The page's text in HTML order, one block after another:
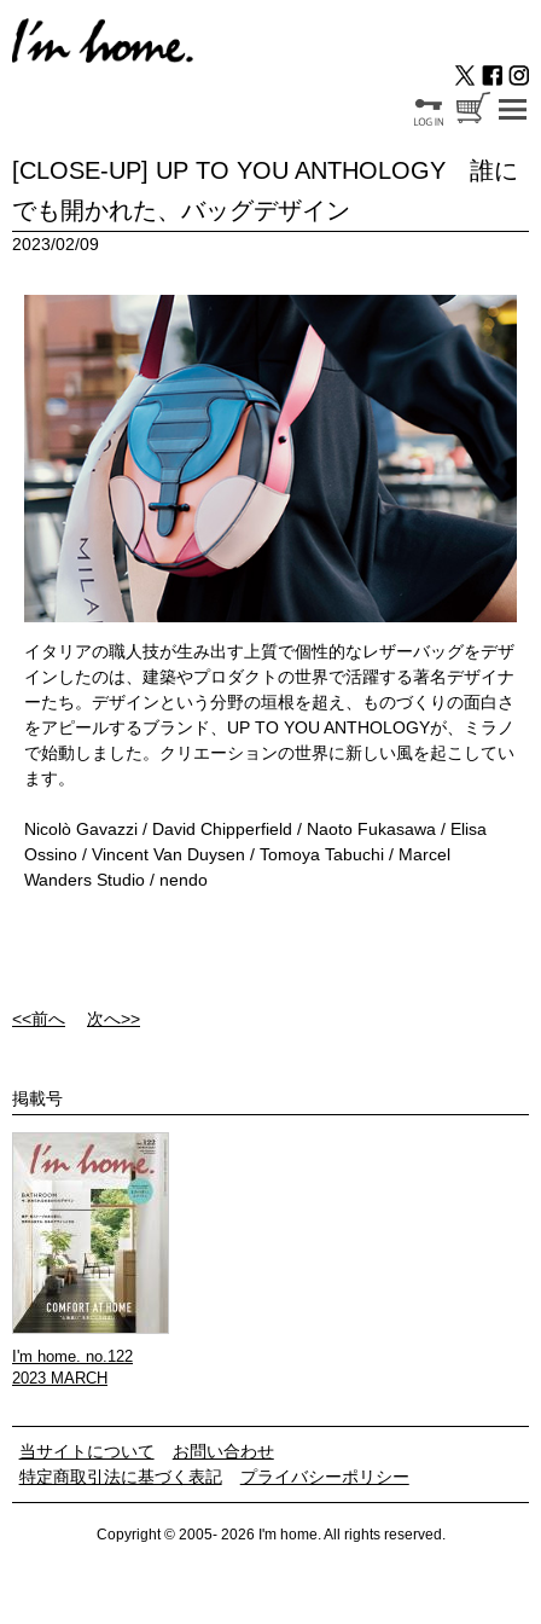
[CLOSE-UP] UP TO YOU ANTHOLOGY 誰に
でも開かれた、バッグデザイン
2023/02/09
イタリアの職人技が生み出す上質で個性的なレザーバッグをデザ
インしたのは、建築やプロダクトの世界で活躍する著名デザイナ
ーたち。デザインという分野の垣根を超え、ものづくりの面白さ
をアピールするブランド、UP TO YOU ANTHOLOGYが、ミラノ
で始動しました。クリエーションの世界に新しい風を起こしてい
ます。
Nicolò Gavazzi / David Chipperfield / Naoto Fukasawa / Elisa
Ossino / Vincent Van Duysen / Tomoya Tabuchi / Marcel
Wanders Studio / nendo
<<前へ 次へ>>
掲載号
I'm home. no.122
2023 MARCH
当サイトについて
お問い合わせ
特定商取引法に基づく表記
プライバシーポリシー
Copyright © 2005- 2026 I'm home. All rights reserved.